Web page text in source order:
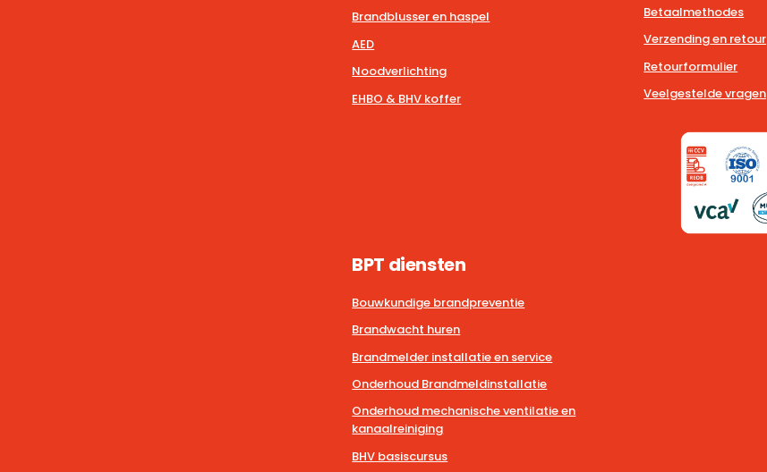
Brandblusser en haspel
AED
Noodverlichting
EHBO & BHV koffer
Betaalmethodes
Verzending en retour
Retourformulier
Veelgestelde vragen
BPT diensten
Bouwkundige brandpreventie
Brandwacht huren
Brandmelder installatie en service
Onderhoud Brandmeldinstallatie
Onderhoud mechanische ventilatie en
kanaalreiniging
BHV basiscursus